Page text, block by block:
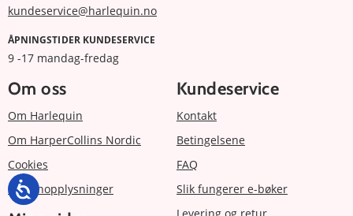
kundeservice@harlequin.no
ÅPNINGSTIDER KUNDESERVICE
9 -17 mandag-fredag
Om oss
Om Harlequin
Om HarperCollins Nordic
Cookies
Personopplysninger
Kundeservice
Kontakt
Betingelsene
FAQ
Slik fungerer e-bøker
Levering og retur